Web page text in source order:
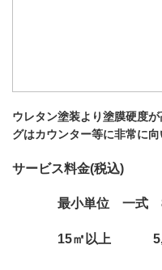
ウレタン塗装より塗膜硬度
グはカウンター等に非常に向
サービス料金(税込)
最小単位 一式
15㎡以上 5,000円